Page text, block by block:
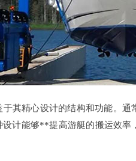
其精心设计的结构和功能。
计能够**提高游艇的搬运效率